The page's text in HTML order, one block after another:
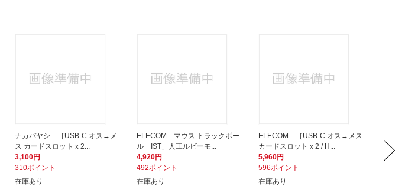
ナカバヤシ ［USB-C オス→メ
ス カードスロットｘ2...
3,100円
310ポイント
在庫あり
ELECOM マウス トラックボー
ル「IST」人工ルビーモ...
4,920円
492ポイント
在庫あり
ELECOM ［USB-C オス→メス
カードスロットｘ2 / H...
5,960円
596ポイント
在庫あり
SB-C
3,980円